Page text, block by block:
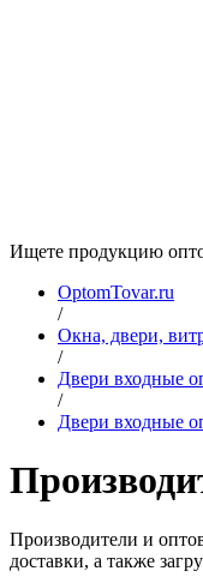
Ищете продукцию
OptomTovar.ru
/
Окна, двери,
/
Двери входные
/
Двери входные
Производители и
доставки, а также